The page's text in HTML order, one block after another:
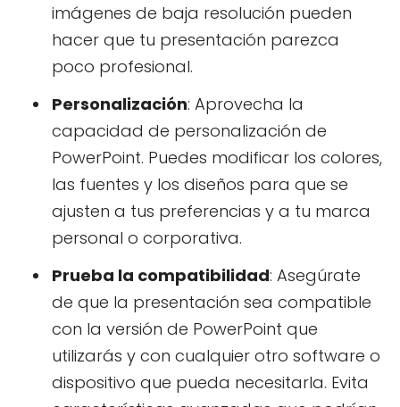
imágenes de baja resolución pueden
hacer que tu presentación parezca
poco profesional.
Personalización: Aprovecha la
capacidad de personalización de
PowerPoint. Puedes modificar los colores,
las fuentes y los diseños para que se
ajusten a tus preferencias y a tu marca
personal o corporativa.
Prueba la compatibilidad: Asegúrate
de que la presentación sea compatible
con la versión de PowerPoint que
utilizarás y con cualquier otro software o
dispositivo que pueda necesitarla. Evita